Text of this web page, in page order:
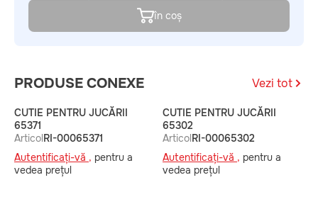
în coș
PRODUSE CONEXE Vezi tot
CUTIE PENTRU JUCĂRII
65371
ArticolRI-00065371
Autentificați-vă , pentru a
vedea prețul
CUTIE PENTRU JUCĂRII
65302
ArticolRI-00065302
Autentificați-vă , pentru a
vedea prețul